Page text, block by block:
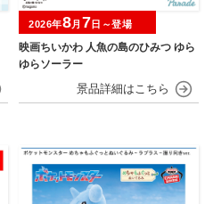
映画ちいかわ 人魚の島のひみつ ゆら
ゆらソーラー
2026年8月 7日～登場